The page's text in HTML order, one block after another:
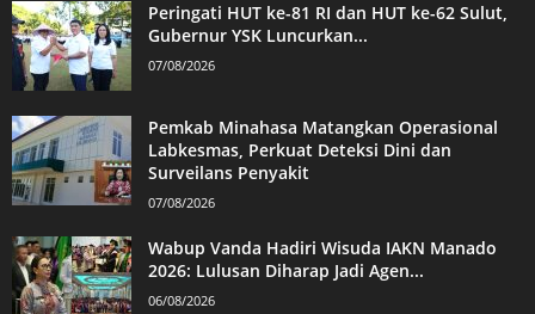
Peringati HUT ke-81 RI dan HUT ke-62 Sulut,
Gubernur YSK Luncurkan...
07/08/2026
Pemkab Minahasa Matangkan Operasional
Labkesmas, Perkuat Deteksi Dini dan
Surveilans Penyakit
07/08/2026
Wabup Vanda Hadiri Wisuda IAKN Manado
2026: Lulusan Diharap Jadi Agen...
06/08/2026